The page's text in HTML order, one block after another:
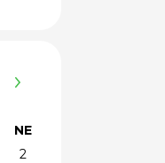
NE
2